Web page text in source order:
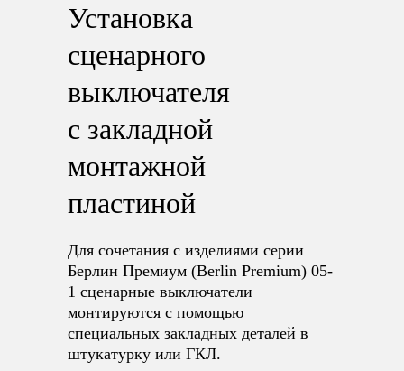
Установка
сценарного
выключателя
с закладной
монтажной
пластиной
Для сочетания c изделиями серии
Берлин Премиум (Berlin Premium) 05-
1 сценарные выключатели
монтируются с помощью
специальных закладных деталей в
штукатурку или ГКЛ.